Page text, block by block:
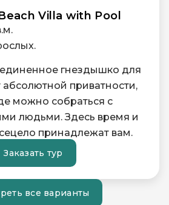
Villa with Pool
гнездышко для
абсолютной приватности,
можно собраться с
людьми. Здесь время и
принадлежат вам.
Заказать тур
все варианты